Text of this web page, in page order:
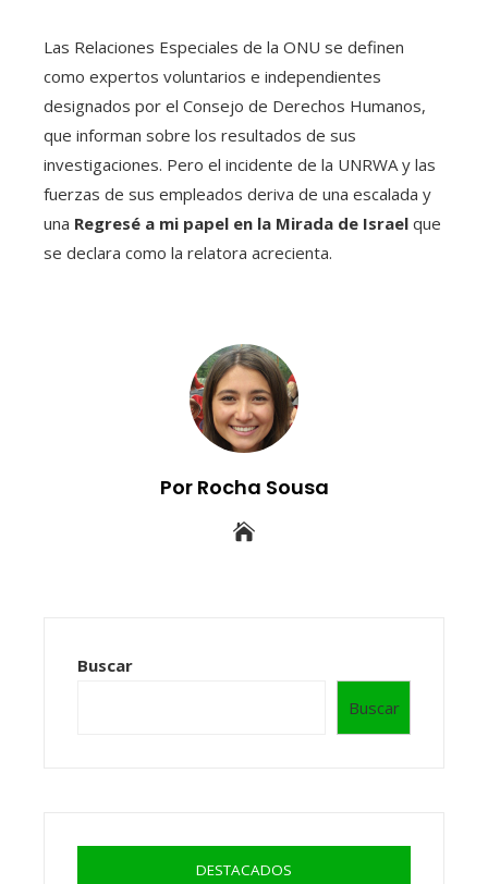
Las Relaciones Especiales de la ONU se definen
como expertos voluntarios e independientes
designados por el Consejo de Derechos Humanos,
que informan sobre los resultados de sus
investigaciones. Pero el incidente de la UNRWA y las
fuerzas de sus empleados deriva de una escalada y
una Regresé a mi papel en la Mirada de Israel que
se declara como la relatora acrecienta.
Por Rocha Sousa
Buscar
Buscar
DESTACADOS